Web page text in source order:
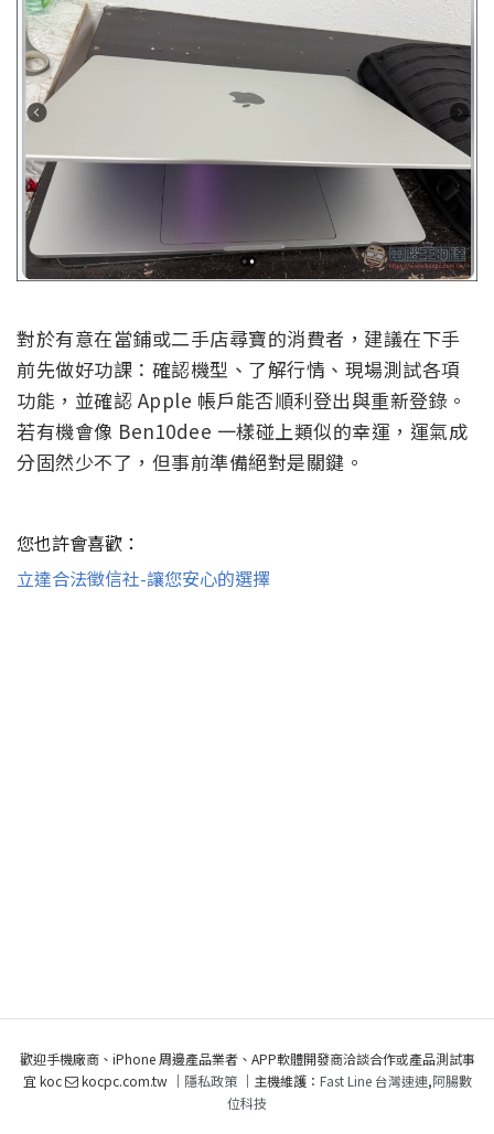
對於有意在當鋪或二手店尋寶的消費者，建議在下手
前先做好功課：確認機型、了解行情、現場測試各項
功能，並確認 Apple 帳戶能否順利登出與重新登錄。
若有機會像 Ben10dee 一樣碰上類似的幸運，運氣成
分固然少不了，但事前準備絕對是關鍵。
您也許會喜歡：
立達合法徵信社-讓您安心的選擇
歡迎手機廠商、iPhone 周邊產品業者、APP軟體開發商洽談合作或產品測試事
宜 koc
kocpc.com.tw ｜ 隱私政策｜主機維護： Fast Line 台灣速連,阿腸數
位科技